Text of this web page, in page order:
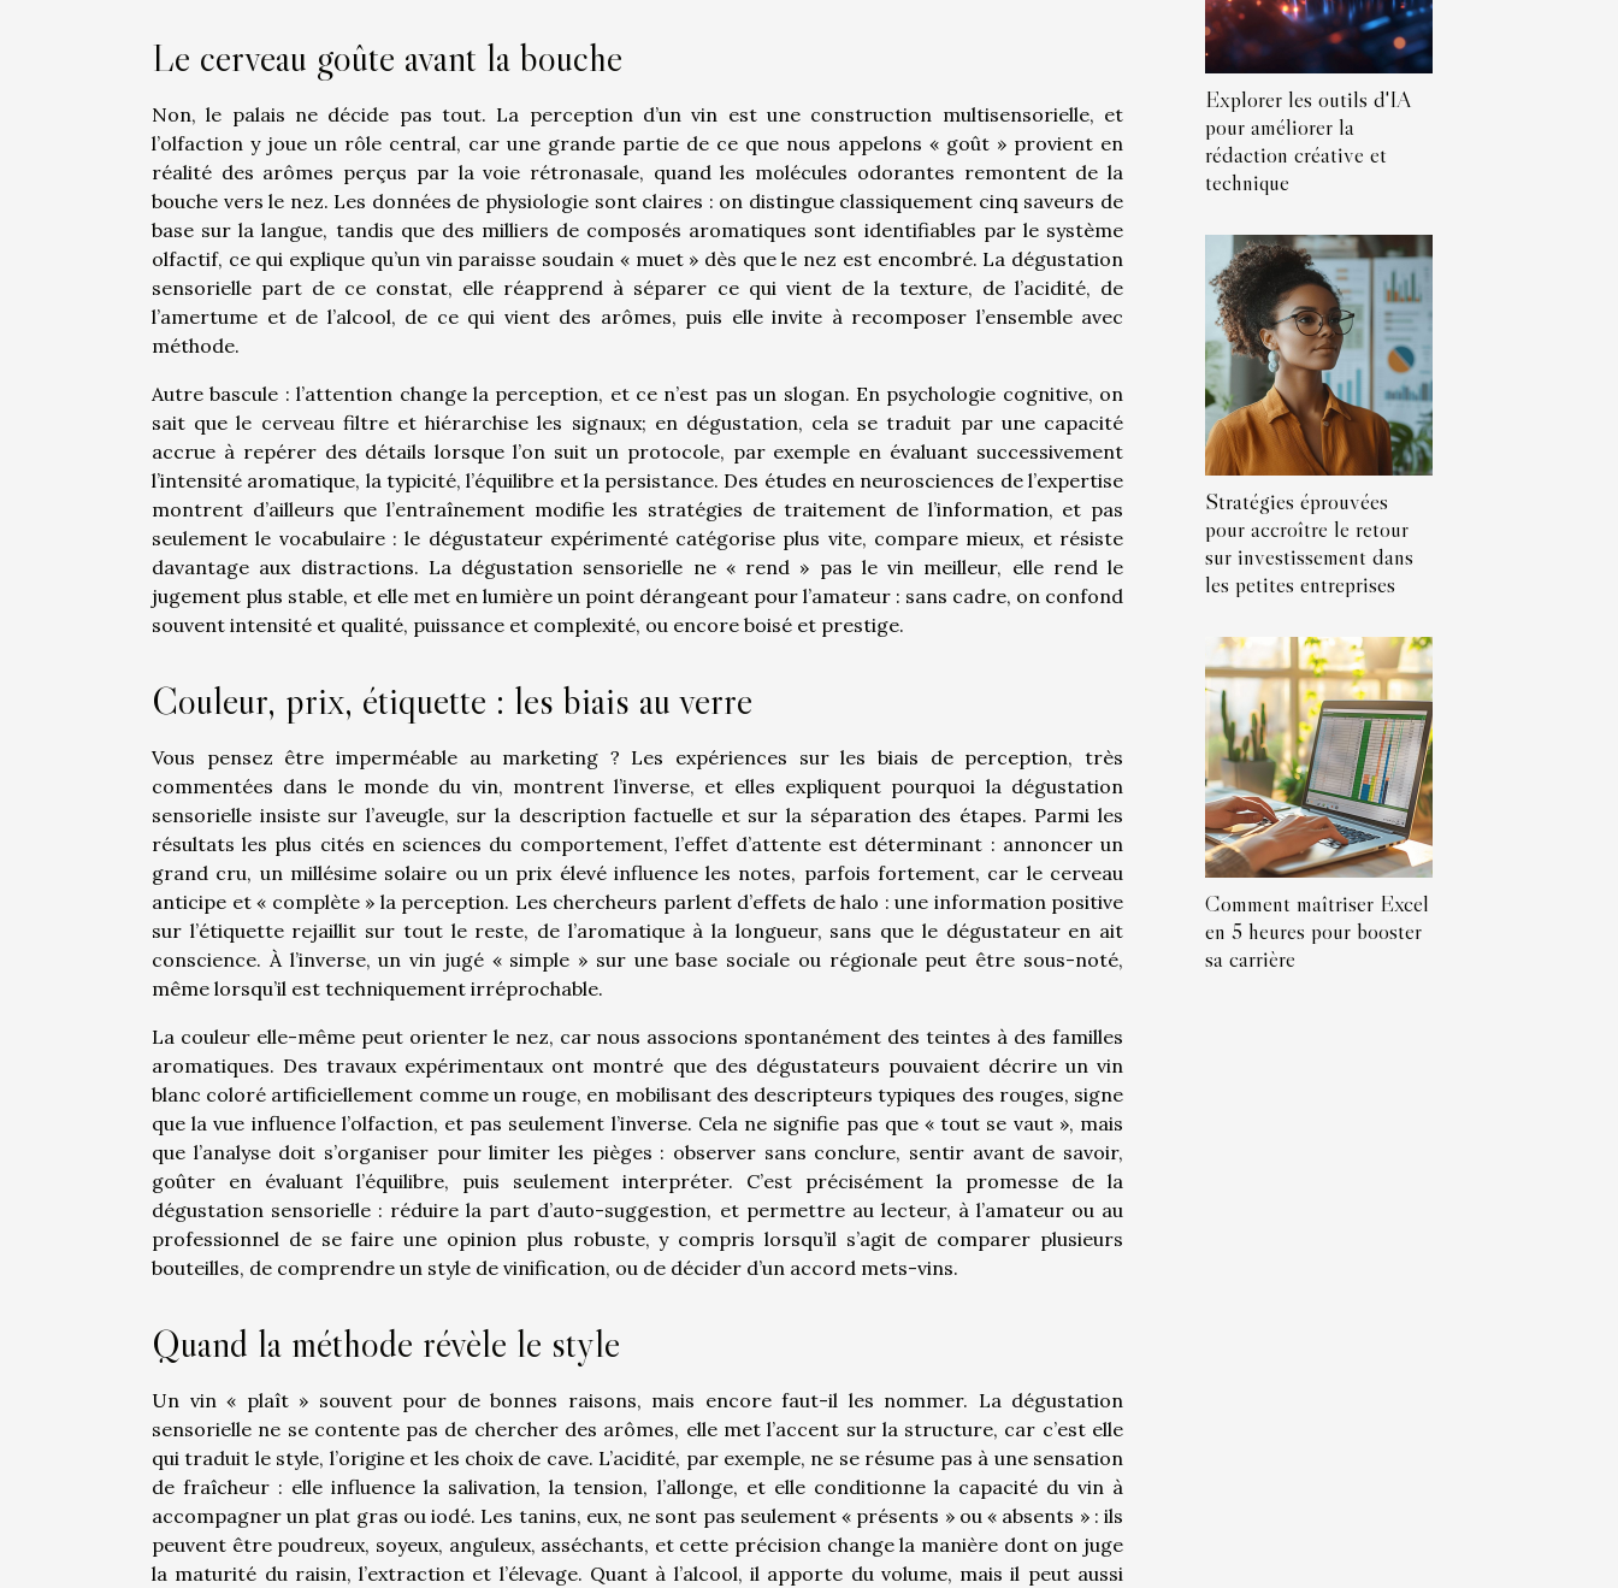
Le cerveau goûte avant la bouche
Non, le palais ne décide pas tout. La perception d’un vin est une construction multisensorielle, et
l’olfaction y joue un rôle central, car une grande partie de ce que nous appelons « goût » provient en
réalité des arômes perçus par la voie rétronasale, quand les molécules odorantes remontent de la
bouche vers le nez. Les données de physiologie sont claires : on distingue classiquement cinq saveurs de
base sur la langue, tandis que des milliers de composés aromatiques sont identifiables par le système
olfactif, ce qui explique qu’un vin paraisse soudain « muet » dès que le nez est encombré. La dégustation
sensorielle part de ce constat, elle réapprend à séparer ce qui vient de la texture, de l’acidité, de
l’amertume et de l’alcool, de ce qui vient des arômes, puis elle invite à recomposer l’ensemble avec
méthode.
Autre bascule : l’attention change la perception, et ce n’est pas un slogan. En psychologie cognitive, on
sait que le cerveau filtre et hiérarchise les signaux; en dégustation, cela se traduit par une capacité
accrue à repérer des détails lorsque l’on suit un protocole, par exemple en évaluant successivement
l’intensité aromatique, la typicité, l’équilibre et la persistance. Des études en neurosciences de l’expertise
montrent d’ailleurs que l’entraînement modifie les stratégies de traitement de l’information, et pas
seulement le vocabulaire : le dégustateur expérimenté catégorise plus vite, compare mieux, et résiste
davantage aux distractions. La dégustation sensorielle ne « rend » pas le vin meilleur, elle rend le
jugement plus stable, et elle met en lumière un point dérangeant pour l’amateur : sans cadre, on confond
souvent intensité et qualité, puissance et complexité, ou encore boisé et prestige.
Couleur, prix, étiquette : les biais au verre
Vous pensez être imperméable au marketing ? Les expériences sur les biais de perception, très
commentées dans le monde du vin, montrent l’inverse, et elles expliquent pourquoi la dégustation
sensorielle insiste sur l’aveugle, sur la description factuelle et sur la séparation des étapes. Parmi les
résultats les plus cités en sciences du comportement, l’effet d’attente est déterminant : annoncer un
grand cru, un millésime solaire ou un prix élevé influence les notes, parfois fortement, car le cerveau
anticipe et « complète » la perception. Les chercheurs parlent d’effets de halo : une information positive
sur l’étiquette rejaillit sur tout le reste, de l’aromatique à la longueur, sans que le dégustateur en ait
conscience. À l’inverse, un vin jugé « simple » sur une base sociale ou régionale peut être sous-noté,
même lorsqu’il est techniquement irréprochable.
La couleur elle-même peut orienter le nez, car nous associons spontanément des teintes à des familles
aromatiques. Des travaux expérimentaux ont montré que des dégustateurs pouvaient décrire un vin
blanc coloré artificiellement comme un rouge, en mobilisant des descripteurs typiques des rouges, signe
que la vue influence l’olfaction, et pas seulement l’inverse. Cela ne signifie pas que « tout se vaut », mais
que l’analyse doit s’organiser pour limiter les pièges : observer sans conclure, sentir avant de savoir,
goûter en évaluant l’équilibre, puis seulement interpréter. C’est précisément la promesse de la
dégustation sensorielle : réduire la part d’auto-suggestion, et permettre au lecteur, à l’amateur ou au
professionnel de se faire une opinion plus robuste, y compris lorsqu’il s’agit de comparer plusieurs
bouteilles, de comprendre un style de vinification, ou de décider d’un accord mets-vins.
Quand la méthode révèle le style
Un vin « plaît » souvent pour de bonnes raisons, mais encore faut-il les nommer. La dégustation
sensorielle ne se contente pas de chercher des arômes, elle met l’accent sur la structure, car c’est elle
qui traduit le style, l’origine et les choix de cave. L’acidité, par exemple, ne se résume pas à une sensation
de fraîcheur : elle influence la salivation, la tension, l’allonge, et elle conditionne la capacité du vin à
accompagner un plat gras ou iodé. Les tanins, eux, ne sont pas seulement « présents » ou « absents » : ils
peuvent être poudreux, soyeux, anguleux, asséchants, et cette précision change la manière dont on juge
la maturité du raisin, l’extraction et l’élevage. Quant à l’alcool, il apporte du volume, mais il peut aussi
Explorer les outils d'IA
pour améliorer la
rédaction créative et
technique
Stratégies éprouvées
pour accroître le retour
sur investissement dans
les petites entreprises
Comment maîtriser Excel
en 5 heures pour booster
sa carrière